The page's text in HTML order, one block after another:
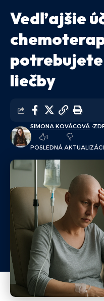
Vedľajšie
liečby
POSLEDNÁ
SIMONA KOVÁCOVÁ
1